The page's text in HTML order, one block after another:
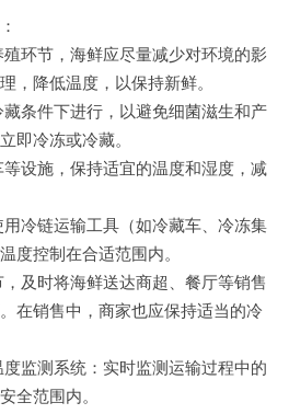
环节，海鲜应尽量减少对环境的影
，降低温度，以保持新鲜。
条件下进行，以避免细菌滋生和产
即冷冻或冷藏。
设施，保持适宜的温度和湿度，减
冷链运输工具（如冷藏车、冷冻集
度控制在合适范围内。
及时将海鲜送达商超、餐厅等销售
在销售中，商家也应保持适当的冷
监测系统：实时监测运输过程中的
全范围内。